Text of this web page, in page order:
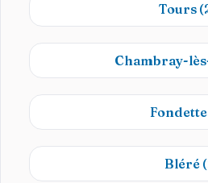
Tours
Chambray-
Bléré